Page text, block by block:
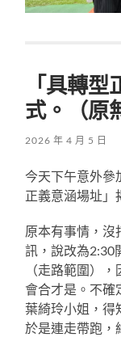
「具轉
式。（原
2026 年 4 月 5 日
今天下午意外參
正義意涵場址」
原本有事情，沒
訊，說改為2:30
（走路範圍）
會合才是。不確
葉綺玲小姐，得
於是連走帶跑，